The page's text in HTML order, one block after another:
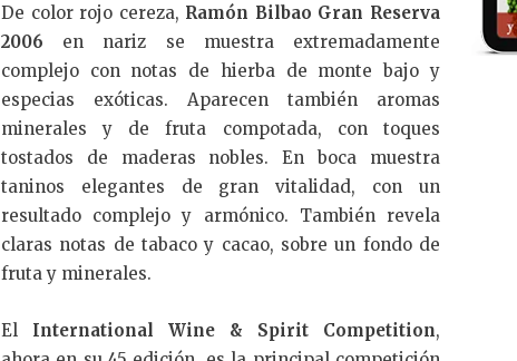
De color rojo cereza, Ramón Bilbao Gran Reserva
2006 en nariz se muestra extremadamente
complejo con notas de hierba de monte bajo y
especias exóticas. Aparecen también aromas
minerales y de fruta compotada, con toques
tostados de maderas nobles. En boca muestra
taninos elegantes de gran vitalidad, con un
resultado complejo y armónico. También revela
claras notas de tabaco y cacao, sobre un fondo de
fruta y minerales.
El International Wine & Spirit Competition,